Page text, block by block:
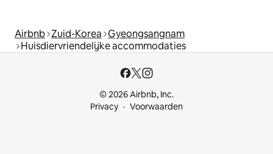
Airbnb Zuid-Korea Gyeongsangnam
Huisdiervriendelijke accommodaties
© 2026 Airbnb, Inc.
Privacy
Voorwaarden